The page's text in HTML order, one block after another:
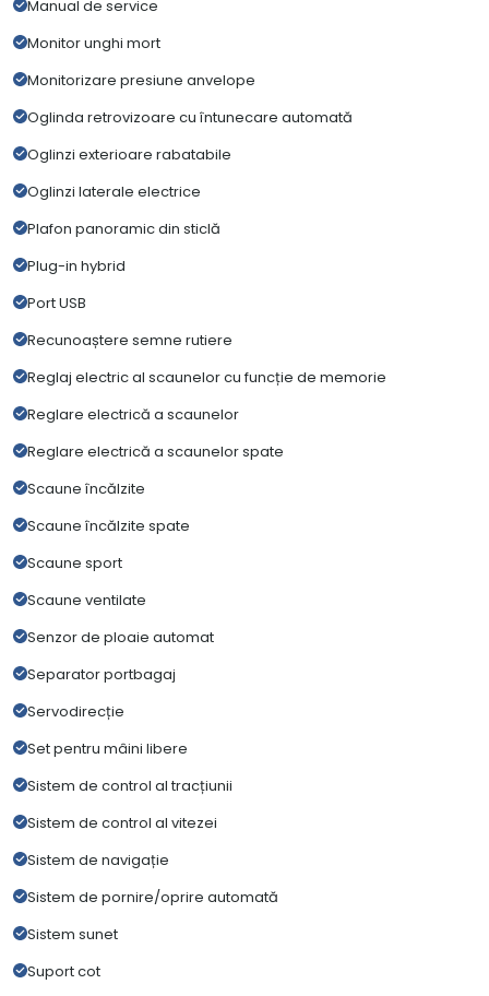
Manual de service
Monitor unghi mort
Monitorizare presiune anvelope
Oglinda retrovizoare cu întunecare automată
Oglinzi exterioare rabatabile
Oglinzi laterale electrice
Plafon panoramic din sticlă
Plug-in hybrid
Port USB
Recunoaștere semne rutiere
Reglaj electric al scaunelor cu funcție de memorie
Reglare electrică a scaunelor
Reglare electrică a scaunelor spate
Scaune încălzite
Scaune încălzite spate
Scaune sport
Scaune ventilate
Senzor de ploaie automat
Separator portbagaj
Servodirecție
Set pentru mâini libere
Sistem de control al tracțiunii
Sistem de control al vitezei
Sistem de navigație
Sistem de pornire/oprire automată
Sistem sunet
Suport cot